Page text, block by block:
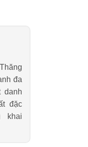
đa
danh
đặc
khai